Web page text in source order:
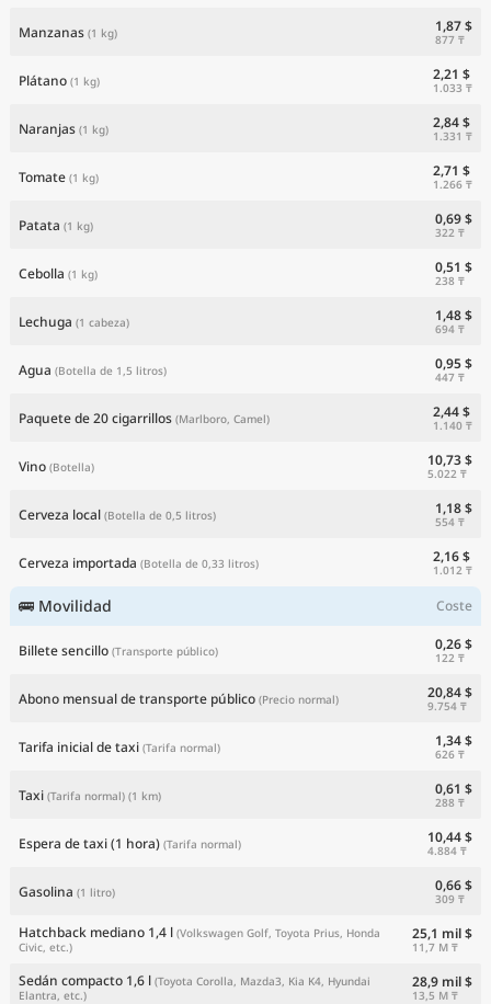
Manzanas (1 kg) 1,87 $
877 ₸
Plátano (1 kg) 2,21 $
1.033 ₸
Naranjas (1 kg) 2,84 $
1.331 ₸
Tomate (1 kg) 2,71 $
1.266 ₸
Patata (1 kg) 0,69 $
322 ₸
Cebolla (1 kg) 0,51 $
238 ₸
Lechuga (1 cabeza) 1,48 $
694 ₸
Agua (Botella de 1,5 litros) 0,95 $
447 ₸
Paquete de 20 cigarrillos (Marlboro, Camel) 2,44 $
1.140 ₸
Vino (Botella) 10,73 $
5.022 ₸
Cerveza local (Botella de 0,5 litros) 1,18 $
554 ₸
Cerveza importada (Botella de 0,33 litros) 2,16 $
1.012 ₸
🚌 Movilidad Coste
Billete sencillo (Transporte público) 0,26 $
122 ₸
Abono mensual de transporte público (Precio normal) 20,84 $
9.754 ₸
Tarifa inicial de taxi (Tarifa normal) 1,34 $
626 ₸
Taxi (Tarifa normal) (1 km) 0,61 $
288 ₸
Espera de taxi (1 hora) (Tarifa normal) 10,44 $
4.884 ₸
Gasolina (1 litro) 0,66 $
309 ₸
Hatchback mediano 1,4 l (Volkswagen Golf, Toyota Prius, Honda
Civic, etc.)
25,1 mil $
11,7 M ₸
Sedán compacto 1,6 l (Toyota Corolla, Mazda3, Kia K4, Hyundai
Elantra, etc.)
28,9 mil $
13,5 M ₸